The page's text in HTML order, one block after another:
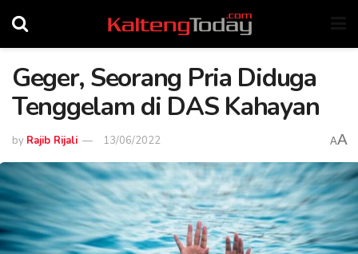
Geger, Seorang Pria Diduga
Tenggelam di DAS Kahayan
by Rajib Rijali 13/06/2022 AA